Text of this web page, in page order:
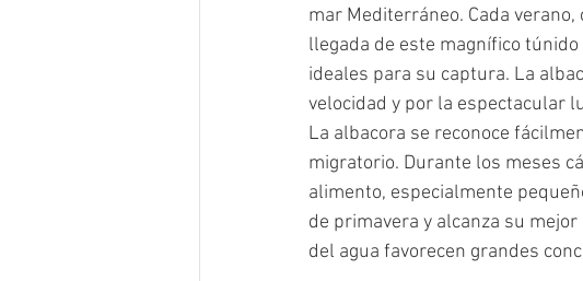
mar Mediterráneo. Cada
llegada de este magnífico
ideales para su captura. La
velocidad y por la espectacular
La albacora se reconoce
migratorio. Durante los meses
alimento, especialmente
de primavera y alcanza su
del agua favorecen grandes